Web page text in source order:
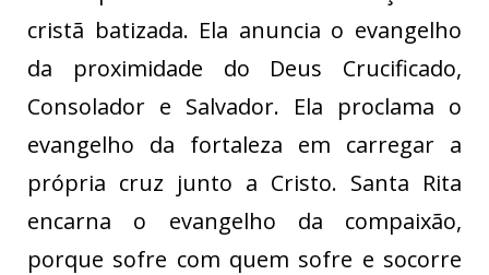
cristã batizada. Ela anuncia o evangelho
da proximidade do Deus Crucificado,
Consolador e Salvador. Ela proclama o
evangelho da fortaleza em carregar a
própria cruz junto a Cristo. Santa Rita
encarna o evangelho da compaixão,
porque sofre com quem sofre e socorre